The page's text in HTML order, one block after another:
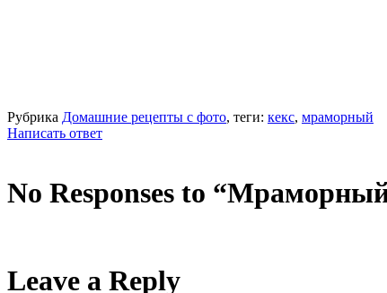
Рубрика Домашние рецепты с фото, теги: кекс, мраморный
Написать ответ
No Responses to
Leave a Reply